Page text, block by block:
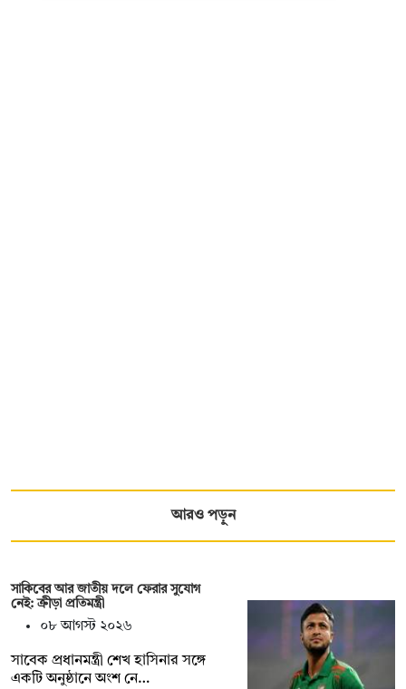
আরও পড়ুন
সাকিবের আর জাতীয় দলে ফেরার সুযোগ
নেই: ক্রীড়া প্রতিমন্ত্রী
০৮ আগস্ট ২০২৬
সাবেক প্রধানমন্ত্রী শেখ হাসিনার সঙ্গে
একটি অনুষ্ঠানে অংশ নে…